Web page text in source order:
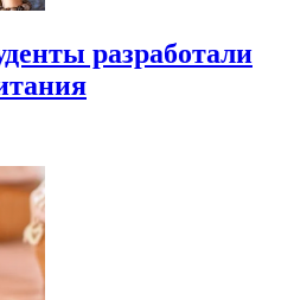
разработали